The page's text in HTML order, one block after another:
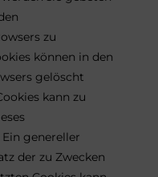
zu
können in den
gelöscht
kann zu
genereller
der zu Zwecken